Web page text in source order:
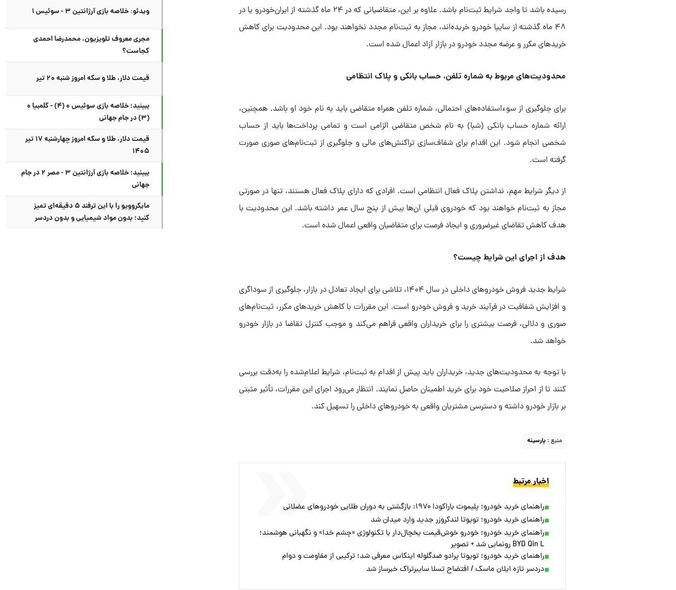
رسیده باشد تا واجد شرایط ثبت‌نام باشد. علاوه بر این، متقاضیانی که در ۲۴ ماه گذشته از ایران‌خودرو یا در
۴۸ ماه گذشته از سایپا خودرو خریده‌اند، مجاز به ثبت‌نام مجدد نخواهند بود. این محدودیت برای کاهش
خریدهای مکرر و عرضه مجدد خودرو در بازار آزاد اعمال شده است.
محدودیت‌های مربوط به شماره تلفن، حساب بانکی و پلاک انتظامی
برای جلوگیری از سوءاستفاده‌های احتمالی، شماره تلفن همراه متقاضی باید به نام خود او باشد. همچنین،
ارائه شماره حساب بانکی (شبا) به نام شخص متقاضی الزامی است و تمامی پرداخت‌ها باید از حساب
شخصی انجام شود. این اقدام برای شفاف‌سازی تراکنش‌های مالی و جلوگیری از ثبت‌نام‌های صوری صورت
گرفته است.
از دیگر شرایط مهم، نداشتن پلاک فعال انتظامی است. افرادی که دارای پلاک فعال هستند، تنها در صورتی
مجاز به ثبت‌نام خواهند بود که خودروی قبلی آن‌ها بیش از پنج سال عمر داشته باشد. این محدودیت با
هدف کاهش تقاضای غیرضروری و ایجاد فرصت برای متقاضیان واقعی اعمال شده است.
هدف از اجرای این شرایط چیست؟
شرایط جدید فروش خودروهای داخلی در سال ۱۴۰۴، تلاشی برای ایجاد تعادل در بازار، جلوگیری از سوداگری
و افزایش شفافیت در فرآیند خرید و فروش خودرو است. این مقررات با کاهش خریدهای مکرر، ثبت‌نام‌های
صوری و دلالی، فرصت بیشتری را برای خریداران واقعی فراهم می‌کند و موجب کنترل تقاضا در بازار خودرو
خواهد شد.
با توجه به محدودیت‌های جدید، خریداران باید پیش از اقدام به ثبت‌نام، شرایط اعلام‌شده را به‌دقت بررسی
کنند تا از احراز صلاحیت خود برای خرید اطمینان حاصل نمایند. انتظار می‌رود اجرای این مقررات، تأثیر مثبتی
بر بازار خودرو داشته و دسترسی مشتریان واقعی به خودروهای داخلی را تسهیل کند.
منبع : پارسینه
اخبار مرتبط
راهنمای خرید خودرو؛ پلیموث باراکودا ۱۹۷۰: بازگشتی به دوران طلایی خودروهای عضلانی
راهنمای خرید خودرو؛ تویوتا لندکروزر جدید وارد میدان شد
راهنمای خرید خودرو؛ خودرو خوش‌قیمت یخچال‌‌دار با تکنولوژی «چشم خدا» و نگهبانی هوشمند؛
BYD Qin L رونمایی شد + تصویر
راهنمای خرید خودرو؛ تویوتا پرادو ضدگلوله اینکاس معرفی شد؛ ترکیبی از مقاومت و دوام
دردسر تازه ایلان ماسک / افتضاح تسلا سایبرتراک خبرساز شد
ویدئو: خلاصه بازی آرژانتین ۳ - سوئیس ۱
مجری معروف تلویزیون، محمدرضا احمدی
کجاست؟
قیمت دلار، طلا و سکه امروز شنبه ۲۰ تیر
ببینید؛ خلاصه بازی سوئیس ۰ (۴) - کلمبیا ۰
(۳) در جام جهانی
قیمت دلار، طلا و سکه امروز چهارشنبه ۱۷ تیر
۱۴۰۵
ببینید؛ خلاصه بازی آرژانتین ۳ - مصر ۲ در جام
جهانی
مایکروویو را با این ترفند ۵ دقیقه‌ای تمیز
کنید؛ بدون مواد شیمیایی و بدون دردسر